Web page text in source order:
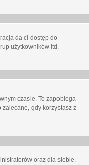
da ci dostęp do
użytkowników itd.
czasie. To zapobiega
gdy korzystasz z
oraz dla siebie.